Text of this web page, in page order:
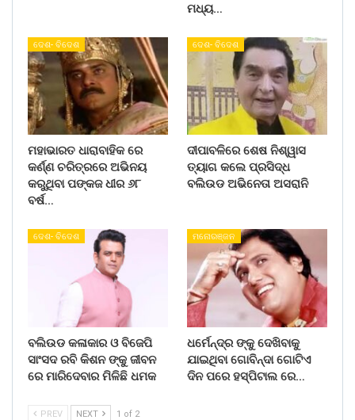
ମଧ୍ୟ…
ଦେଶ- ବିଦେଶ
ମହାଭାରତ ଧାରାବାହିକ ରେ
କର୍ଣ୍ଣ ଚରିତ୍ରରେ ଅଭିନୟ
କରୁଥିବା ପଙ୍କଜ ଧୀର ୬୮
ବର୍ଷ…
ଦେଶ- ବିଦେଶ
ଦୀପାବଳିରେ ଶେଷ ନିଶ୍ୱାସ
ତ୍ୟାଗ କଲେ ପ୍ରସିଦ୍ଧ
ବଲିଉଡ ଅଭିନେତା ଅସରାନି
ଦେଶ- ବିଦେଶ
ବଲିଉଡ କଳାକାର ଓ ବିଜେପି
ସାଂସଦ ରବି କିଶନ ଙ୍କୁ ଜୀବନ
ରେ ମାରିଦେବାର ମିଳିଛି ଧମକ
ମନୋରଞ୍ଜନ
ଧର୍ମେନ୍ଦ୍ର ଙ୍କୁ ଦେଖିବାକୁ
ଯାଇଥିବା ଗୋବିନ୍ଦା ଗୋଟିଏ
ଦିନ ପରେ ହସ୍ପିଟାଲ ରେ…
PREV NEXT 1 of 2